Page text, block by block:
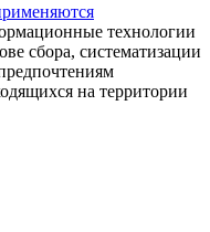
технологии
сбора, систематизации
на территории